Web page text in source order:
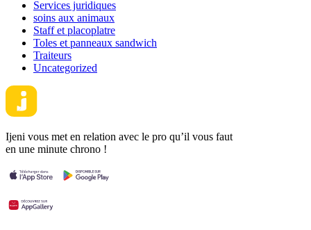
Services juridiques
soins aux animaux
Staff et placoplatre
Toles et panneaux sandwich
Traiteurs
Uncategorized
Ijeni vous met en relation avec le pro qu’il vous faut
en une minute chrono !